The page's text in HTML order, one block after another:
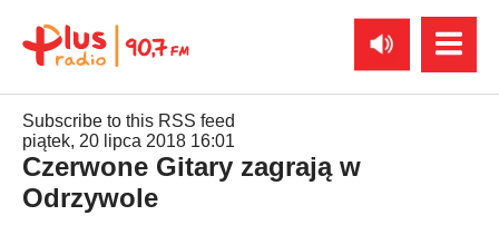
Subscribe to this RSS feed
piątek, 20 lipca 2018 16:01
Czerwone Gitary zagrają w
Odrzywole